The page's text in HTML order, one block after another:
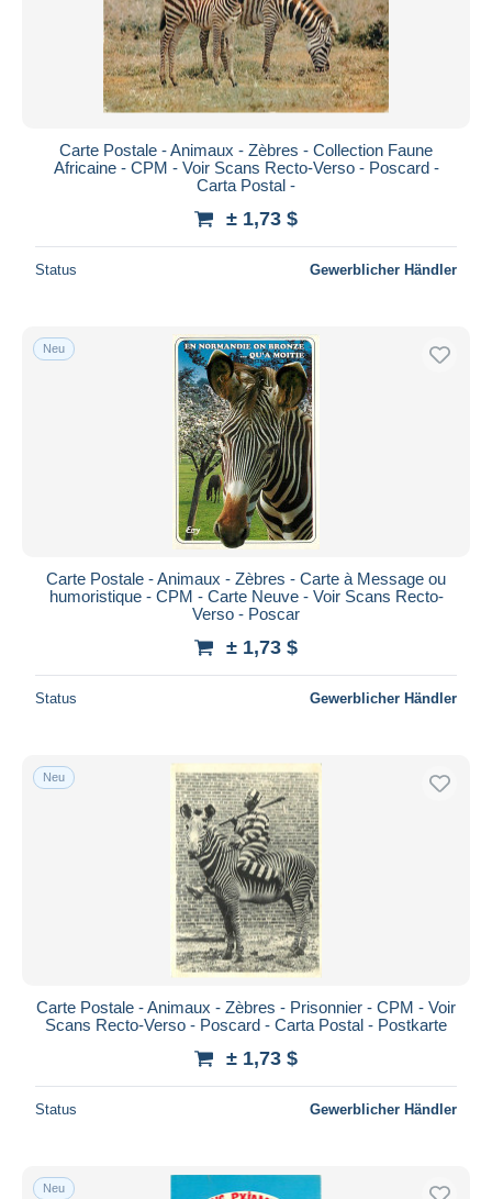
Carte Postale - Animaux - Zèbres - Collection Faune
Africaine - CPM - Voir Scans Recto-Verso - Poscard -
Carta Postal -
± 1,73 $
Status Gewerblicher Händler
Neu
Carte Postale - Animaux - Zèbres - Carte à Message ou
humoristique - CPM - Carte Neuve - Voir Scans Recto-
Verso - Poscar
± 1,73 $
Status Gewerblicher Händler
Neu
Carte Postale - Animaux - Zèbres - Prisonnier - CPM - Voir
Scans Recto-Verso - Poscard - Carta Postal - Postkarte
± 1,73 $
Status Gewerblicher Händler
Neu